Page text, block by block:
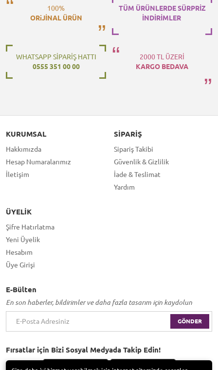
100%
ORiJİNAL ÜRÜN
TÜM ÜRÜNLERDE SÜRPRİZ
İNDİRİMLER
WHATSAPP SİPARİŞ HATTI
0555 351 00 00
2000 TL ÜZERİ
KARGO BEDAVA
KURUMSAL
Hakkımızda
Hesap Numaralarımız
İletişim
SIPARIŞ
Sipariş Takibi
Güvenlik & Gizlilik
İade & Teslimat
Yardım
ÜYELIK
Şifre Hatırlatma
Yeni Üyelik
Hesabım
Üye Girişi
E-Bülten
En son haberler, bildirimler ve daha fazla tasarım için kaydolun
GÖNDER
Fırsatlar için Bizi Sosyal Medyada Takip Edin!